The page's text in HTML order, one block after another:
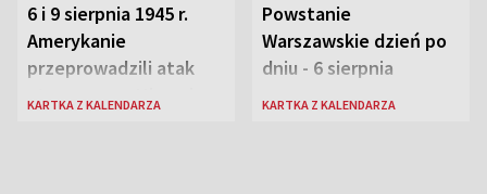
6 i 9 sierpnia 1945 r.
Amerykanie
przeprowadzili atak
atomowy na Hiroszimę
KARTKA Z KALENDARZA
Powstanie
Warszawskie dzień po
dniu - 6 sierpnia
KARTKA Z KALENDARZA